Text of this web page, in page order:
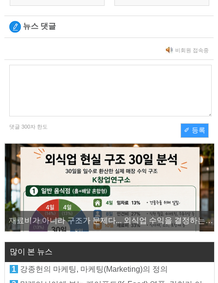
뉴스 댓글
비회원 접속중
댓글 300자 한도 ✐ 등록
재료비가 아니라 구조가 문제다... 외식업 수익을 결정하는 진짜 숫자의 비밀
많이 본 뉴스
1 강종헌의 마케팅, 마케팅(Marketing)의 정의